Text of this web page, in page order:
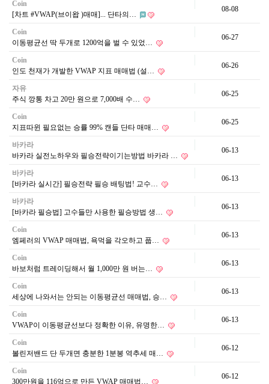
Coin
[차트 #VWAP(브이왑 )매매]... 단타의…
08-08
Coin
이동평균선 딱 두개로 1200억을 벌 수 있었…
06-27
Coin
인도 천재가 개발한 VWAP 지표 매매법 (설…
06-26
자유
주식 깡통 차고 20만 원으로 7,000배 수…
06-25
Coin
지표따윈 필요없는 승률 99% 캔들 단타 매매…
06-25
바카라
바카라 실전노하우와 필승전략이기는방법 바카라 …
06-13
바카라
[바카라 실시간] 필승전략 필승 배팅법! 교수…
06-13
바카라
[바카라 필승법] 고수들만 사용한 필승방법 생…
06-13
Coin
엠페러의 VWAP 매매법, 욕먹을 각오하고 풉…
06-13
Coin
바보처럼 트레이딩해서 월 1,000만 원 버는…
06-13
Coin
세상에 나와서는 안되는 이동평균선 매매법, 승…
06-13
Coin
VWAP이 이동평균선보다 정확한 이유, 유명한…
06-13
Coin
볼린저밴드 단 두개면 충분한 1분봉 역추세 매…
06-12
Coin
300만원을 116억으로 만든 VWAP 매매법…
06-12